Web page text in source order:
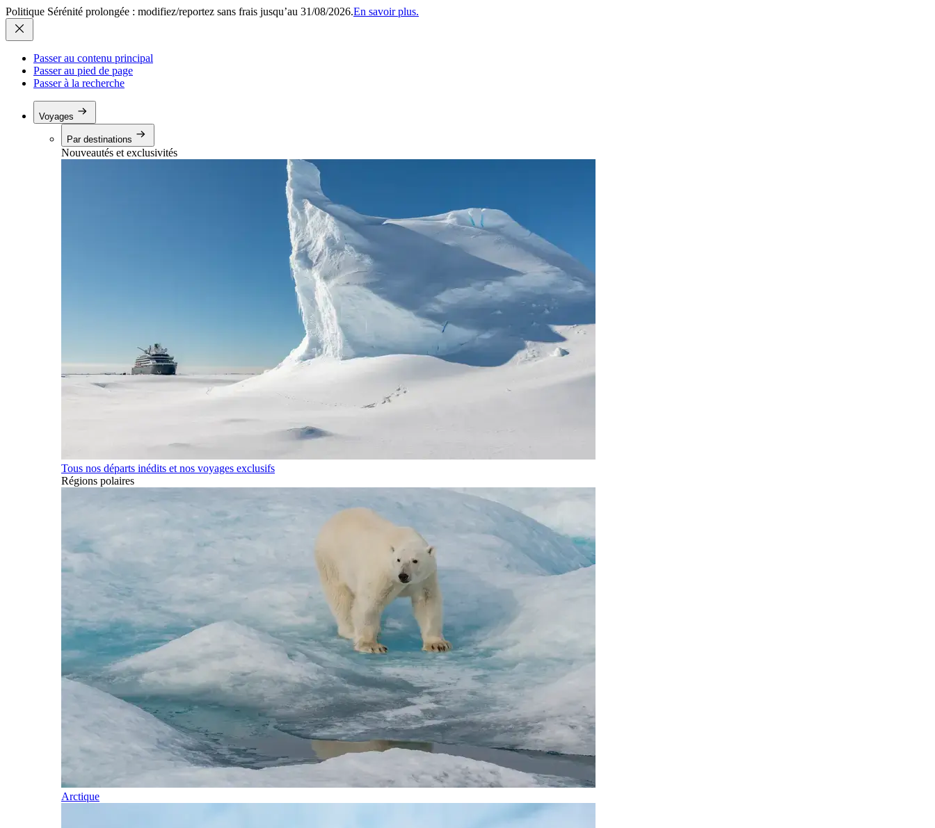
Politique Sérénité prolongée : modifiez/reportez sans frais jusqu’au 31/08/2026.En savoir plus.
Passer au contenu principal
Passer au pied de page
Passer à la recherche
Voyages
Par destinations
Nouveautés et exclusivités
Tous nos départs inédits et nos voyages exclusifs
Régions polaires
Arctique